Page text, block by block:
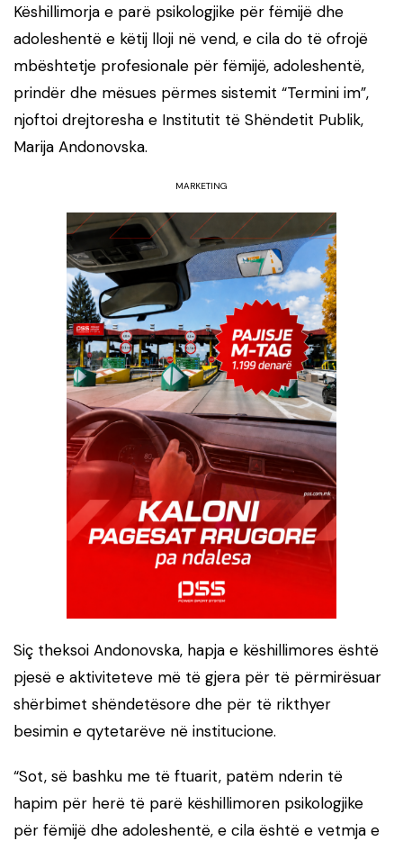
Këshillimorja e parë psikologjike për fëmijë dhe
adoleshentë e këtij lloji në vend, e cila do të ofrojë
mbështetje profesionale për fëmijë, adoleshentë,
prindër dhe mësues përmes sistemit “Termini im”,
njoftoi drejtoresha e Institutit të Shëndetit Publik,
Marija Andonovska.
MARKETING
Siç theksoi Andonovska, hapja e këshillimores është
pjesë e aktiviteteve më të gjera për të përmirësuar
shërbimet shëndetësore dhe për të rikthyer
besimin e qytetarëve në institucione.
“Sot, së bashku me të ftuarit, patëm nderin të
hapim për herë të parë këshillimoren psikologjike
për fëmijë dhe adoleshentë, e cila është e vetmja e